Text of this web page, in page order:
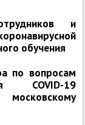
и
обучения
по вопросам
COVID-19